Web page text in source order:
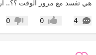
هي تفسد مع مرور الوقت ؟؟..
4
التعليقات إعجاب0 عدم إعجاب
0